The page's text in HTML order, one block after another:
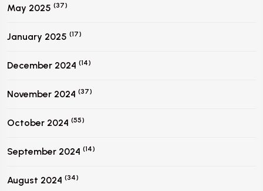
May 2025 (37)
January 2025 (17)
December 2024 (14)
November 2024 (37)
October 2024 (55)
September 2024 (14)
August 2024 (34)